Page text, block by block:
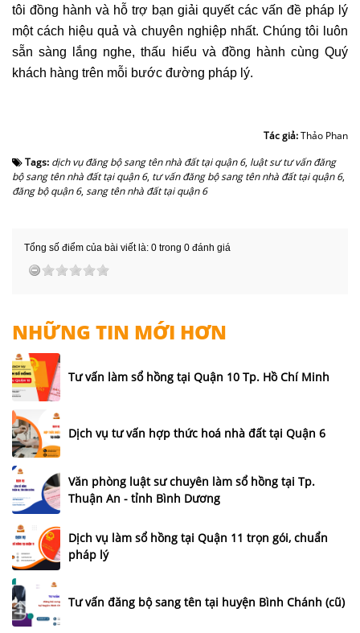
tôi đồng hành và hỗ trợ bạn giải quyết các vấn đề pháp lý
một cách hiệu quả và chuyên nghiệp nhất. Chúng tôi luôn
sẵn sàng lắng nghe, thấu hiểu và đồng hành cùng Quý
khách hàng trên mỗi bước đường pháp lý.
Tác giả:Thảo Phan
Tags: dịch vụ đăng bộ sang tên nhà đất tại quận 6, luật sư tư vấn đăng
bộ sang tên nhà đất tại quận 6, tư vấn đăng bộ sang tên nhà đất tại quận 6,
đăng bộ quận 6, sang tên nhà đất tại quận 6
Tổng số điểm của bài viết là: 0 trong 0 đánh giá
NHỮNG TIN MỚI HƠN
Tư vấn làm sổ hồng tại Quận 10 Tp. Hồ Chí Minh
Dịch vụ tư vấn hợp thức hoá nhà đất tại Quận 6
Văn phòng luật sư chuyên làm sổ hồng tại Tp.
Thuận An - tỉnh Bình Dương
Dịch vụ làm sổ hồng tại Quận 11 trọn gói, chuẩn
pháp lý
Tư vấn đăng bộ sang tên tại huyện Bình Chánh (cũ)